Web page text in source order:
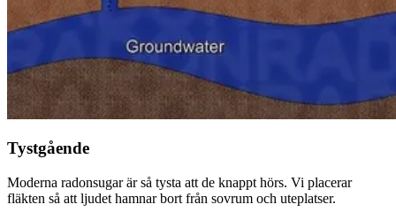
Tystgående
Moderna radonsugar är så tysta att de knappt hörs. Vi placerar
fläkten så att ljudet hamnar bort från sovrum och uteplatser.